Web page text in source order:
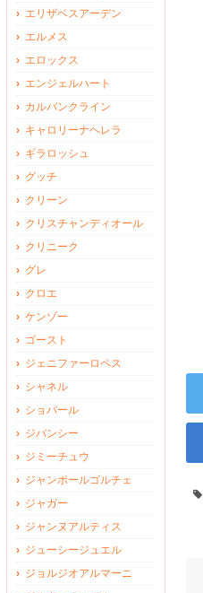
エリザベスアーデン
エルメス
エロックス
エンジェルハート
カルバンクライン
キャロリーナヘレラ
ギラロッシュ
グッチ
クリーン
クリスチャンディオール
クリニーク
グレ
クロエ
ケンゾー
ゴースト
ジェニファーロペス
シャネル
ショパール
ジバンシー
ジミーチュウ
ジャンポールゴルチェ
ジャガー
ジャンヌアルティス
ジューシージュエル
ジョルジオアルマーニ